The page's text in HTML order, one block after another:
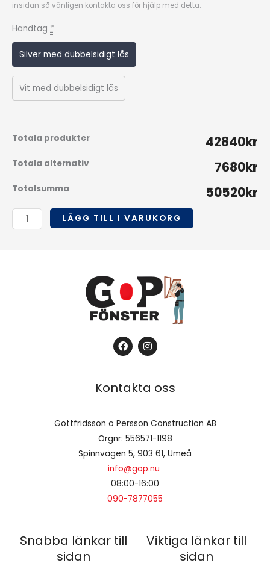
insidan så vänligen kontakta oss för hjälp med detta.
Handtag *
Silver med dubbelsidigt lås
Vit med dubbelsidigt lås
Totala produkter 42840kr
Totala alternativ 7680kr
Totalsumma 50520kr
LÄGG TILL I VARUKORG
F
a
c
o
I
n
s
g
m
Kontakta oss
Gottfridsson o Persson Construction AB
Orgnr: 556571-1198
Spinnvägen 5, 903 61, Umeå
info@gop.nu
08:00-16:00
090-7877055
Snabba länkar till
sidan
Viktiga länkar till
sidan